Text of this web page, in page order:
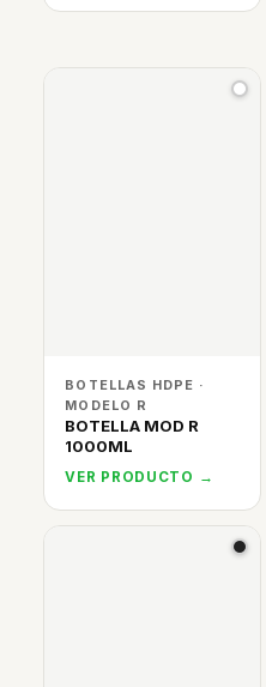
BOTELLAS HDPE ·
MODELO R
BOTELLA MOD R
1000ML
VER PRODUCTO →